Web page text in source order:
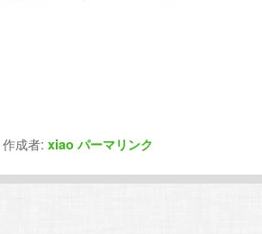
作成者:xiao パーマリンク